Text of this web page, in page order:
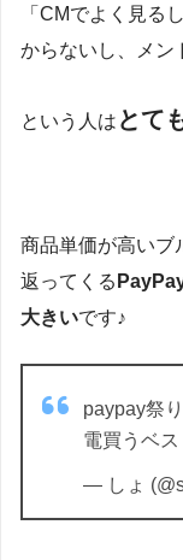
「CMでよく見る
からないし、メン
という人は とて
商品単価が高いブ
返ってくる
大きいです♪
paypay祭
電買うベ
— しょ